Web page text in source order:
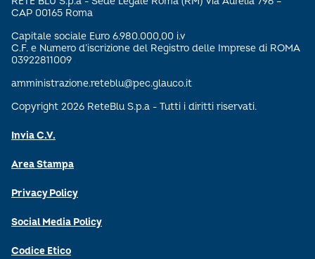
CAP 00165 Roma
Capitale sociale Euro 6.980.000,00 i.v
C.F. e Numero d’iscrizione del Registro delle Imprese di ROMA
03922811009
amministrazione.reteblu@pec.glauco.it
Copyright 2026 ReteBlu S.p.a - Tutti i diritti riservati.
Invia C.V.
Area Stampa
Privacy Policy
Social Media Policy
Codice Etico